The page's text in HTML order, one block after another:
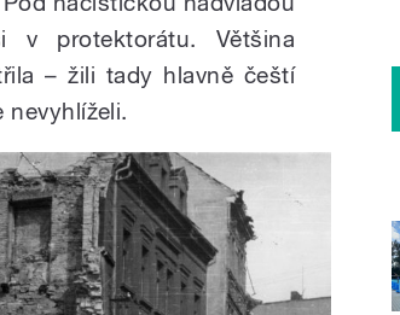
v protektorátu. Většina
– žili tady hlavně čeští
nevyhlíželi.